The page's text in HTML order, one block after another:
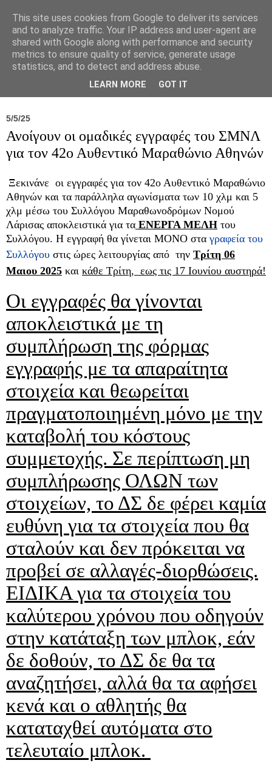
Σύλλογος Ιπποκράτειος
5/5/25
Ανοίγουν οι ομαδικές εγγραφές του ΣΜΝΛ
για τον 42ο Αυθεντικό Μαραθώνιο Αθηνών
Ξεκινάνε οι εγγραφές για τον 42ο Αυθεντικό Μαραθώνιο
Αθηνών και τα παράλληλα αγωνίσματα των 10 χλμ και 5
χλμ μέσω του Συλλόγου Μαραθωνοδρόμων Νομού
Λάρισας αποκλειστικά για τα ΕΝΕΡΓΑ ΜΕΛΗ του
Συλλόγου. Η εγγραφή θα γίνεται ΜΟΝΟ στα γραφεία του
Συλλόγου στις ώρες λειτουργίας από την Τρίτη 06
Μαιου 2025 και κάθε Τρίτη, εως τις 17 Ιουνίου αυστηρά!
Οι εγγραφές θα γίνονται
αποκλειστικά με τη
συμπλήρωση της φόρμας
εγγραφής με τα απαραίτητα
στοιχεία και θεωρείται
πραγματοποιημένη μόνο με την
καταβολή του κόστους
συμμετοχής. Σε περίπτωση μη
συμπλήρωσης ΟΛΩΝ των
στοιχείων, το ΔΣ δε φέρει καμία
ευθύνη για τα στοιχεία που θα
σταλούν και δεν πρόκειται να
προβεί σε αλλαγές-διορθώσεις.
ΕΙΔΙΚΑ για τα στοιχεία του
καλύτερου χρόνου που οδηγούν
στην κατάταξη των μπλοκ, εάν
δε δοθούν, το ΔΣ δε θα τα
αναζητήσει, αλλά θα τα αφήσει
κενά και ο αθλητής θα
καταταχθεί αυτόματα στο
τελευταίο μπλοκ.
This site uses cookies from Google to deliver its services
and to analyze traffic. Your IP address and user-agent are
shared with Google along with performance and security
metrics to ensure quality of service, generate usage
statistics, and to detect and address abuse.
LEARN MORE GOT IT